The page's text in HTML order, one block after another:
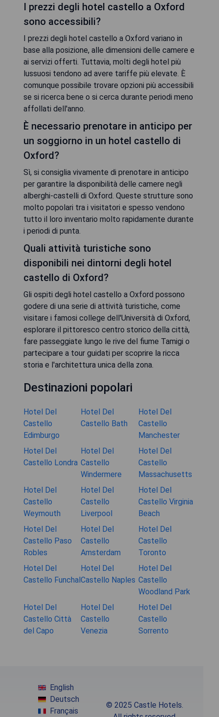
I prezzi degli hotel castello a Oxford
sono accessibili?
I prezzi degli hotel castello a Oxford variano in
base alla posizione, alle dimensioni delle camere e
ai servizi offerti. Tuttavia, molti degli hotel più
lussuosi tendono ad avere tariffe più elevate. È
comunque possibile trovare opzioni più accessibili
se si ricerca bene o si cerca durante periodi meno
affollati dell'anno.
È necessario prenotare in anticipo per
un soggiorno in un hotel castello di
Oxford?
Sì, si consiglia vivamente di prenotare in anticipo
per garantire la disponibilità delle camere negli
alberghi-castelli di Oxford. Queste strutture sono
molto popolari tra i visitatori e spesso vendono
tutto il loro inventario molto rapidamente durante
i periodi di punta.
Quali attività turistiche sono
disponibili nei dintorni degli hotel
castello di Oxford?
Gli ospiti degli hotel castello a Oxford possono
godere di una serie di attività turistiche, come
visitare i famosi college dell'Università di Oxford,
esplorare il pittoresco centro storico della città,
fare passeggiate lungo le rive del fiume Tamigi o
partecipare a tour guidati per scoprire la ricca
storia e l'architettura unica della zona.
Destinazioni popolari
Hotel Del
Castello
Edimburgo
Hotel Del
Castello Bath
Hotel Del
Castello
Manchester
Hotel Del
Castello Londra
Hotel Del
Castello
Windermere
Hotel Del
Castello
Massachusetts
Hotel Del
Castello
Weymouth
Hotel Del
Castello
Liverpool
Hotel Del
Castello Virginia
Beach
Hotel Del
Castello Paso
Robles
Hotel Del
Castello
Amsterdam
Hotel Del
Castello
Toronto
Hotel Del
Castello Funchal
Hotel Del
Castello Naples
Hotel Del
Castello
Woodland Park
Hotel Del
Castello Città
del Capo
Hotel Del
Castello
Venezia
Hotel Del
Castello
Sorrento
English
Deutsch
Français
© 2025 Castle Hotels.